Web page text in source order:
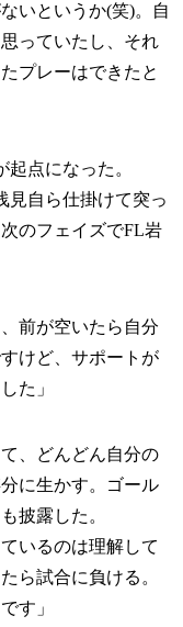
いというか(笑)。自
っていたし、それ
プレーはできたと
点になった。
自ら仕掛けて突っ
のフェイズでFL岩
前が空いたら自分
けど、サポートが
た」
、どんどん自分の
に生かす。ゴール
披露した。
いるのは理解して
ら試合に負ける。
す」